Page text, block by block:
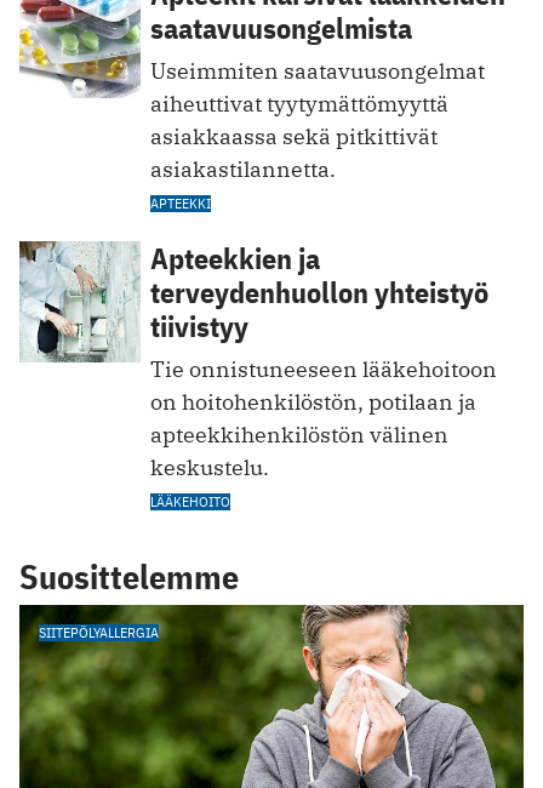
saatavuusongelmista
Useimmiten saatavuusongelmat
aiheuttivat tyytymättömyyttä
asiakkaassa sekä pitkittivät
asiakastilannetta.
APTEEKKI
Apteekkien ja
terveydenhuollon yhteistyö
tiivistyy
Tie onnistuneeseen lääkehoitoon
on hoitohenkilöstön, potilaan ja
apteekkihenkilöstön välinen
keskustelu.
LÄÄKEHOITO
Suosittelemme
SIITEPÖLYALLERGIA